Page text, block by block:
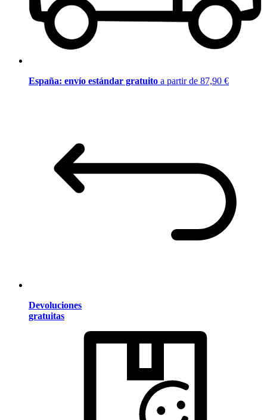
España: envío estándar gratuito a partir de 87,90 €
Devoluciones
gratuitas